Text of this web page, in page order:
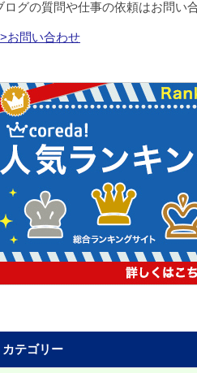
ログの質問や仕事の依頼はお問い
お問い合わせ
カテゴリー